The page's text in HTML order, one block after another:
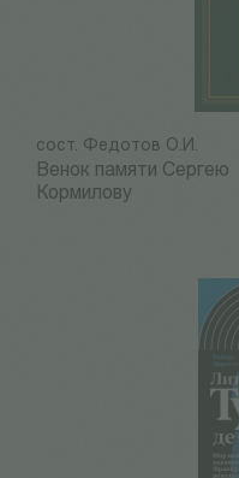
сост. Федотов О.И.
Венок памяти Сергею
Кормилову